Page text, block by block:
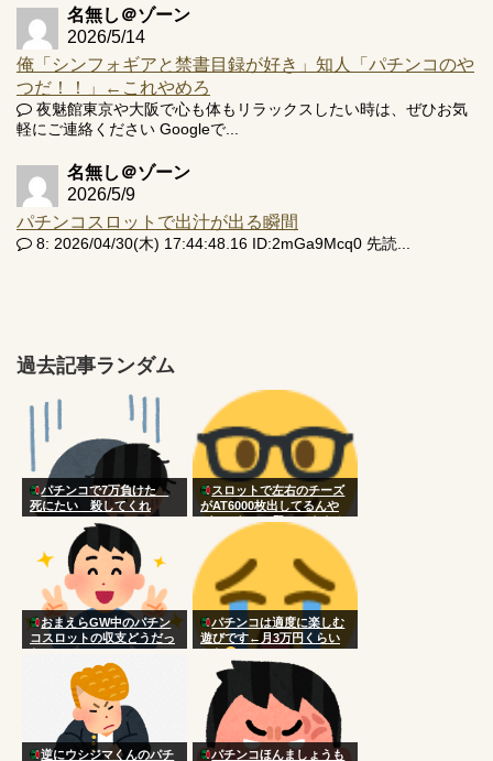
名無し＠ゾーン
2026/5/14
俺「シンフォギアと禁書目録が好き」知人「パチンコのや
つだ！！」←これやめろ
夜魅館東京や大阪で心も体もリラックスしたい時は、ぜひお気
軽にご連絡ください Googleで...
名無し＠ゾーン
2026/5/9
パチンコスロットで出汁が出る瞬間
8: 2026/04/30(木) 17:44:48.16 ID:2mGa9Mcq0 先読...
過去記事ランダム
パチンコで7万負けた
死にたい 殺してくれ
スロットで左右のチーズ
がAT6000枚出してるんや
が、これって殴ってええん
か？
おまえらGW中のパチン
コスロットの収支どうだっ
た？
パチンコは適度に楽しむ
遊びです←月3万円くらい
かな
逆にウシジマくんのパチ
パチンコほんましょうも